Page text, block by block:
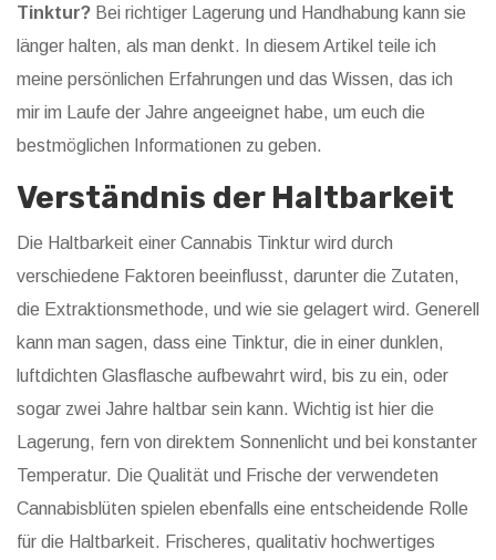
Tinktur? Bei richtiger Lagerung und Handhabung kann sie
länger halten, als man denkt. In diesem Artikel teile ich
meine persönlichen Erfahrungen und das Wissen, das ich
mir im Laufe der Jahre angeeignet habe, um euch die
bestmöglichen Informationen zu geben.
Verständnis der Haltbarkeit
Die Haltbarkeit einer Cannabis Tinktur wird durch
verschiedene Faktoren beeinflusst, darunter die Zutaten,
die Extraktionsmethode, und wie sie gelagert wird. Generell
kann man sagen, dass eine Tinktur, die in einer dunklen,
luftdichten Glasflasche aufbewahrt wird, bis zu ein, oder
sogar zwei Jahre haltbar sein kann. Wichtig ist hier die
Lagerung, fern von direktem Sonnenlicht und bei konstanter
Temperatur. Die Qualität und Frische der verwendeten
Cannabisblüten spielen ebenfalls eine entscheidende Rolle
für die Haltbarkeit. Frischeres, qualitativ hochwertiges